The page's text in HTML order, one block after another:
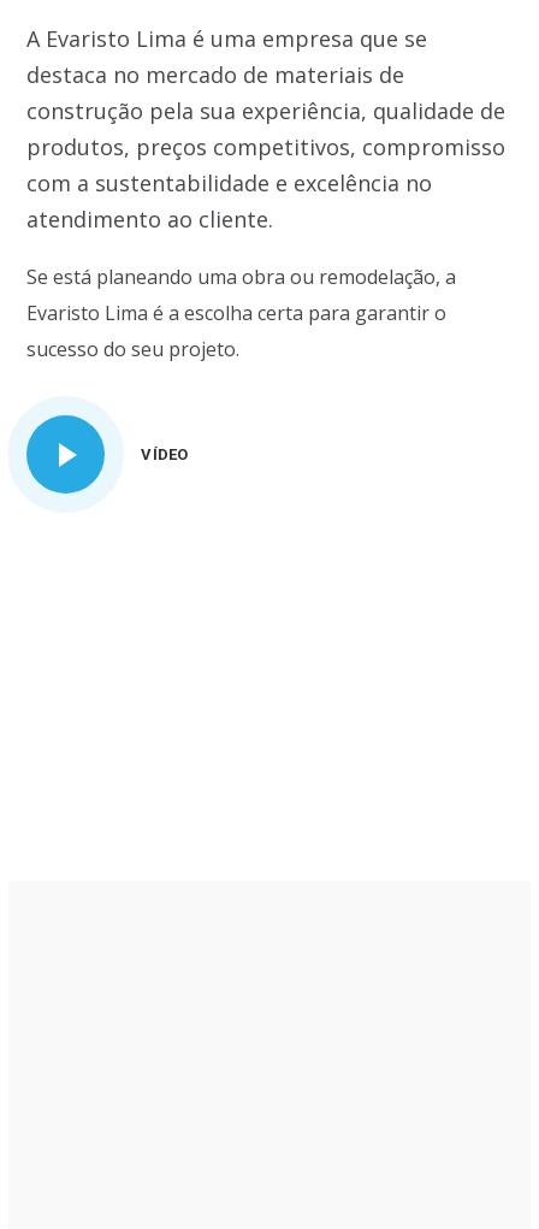
A Evaristo Lima é uma empresa que se
destaca no mercado de materiais de
construção pela sua experiência, qualidade de
produtos, preços competitivos, compromisso
com a sustentabilidade e excelência no
atendimento ao cliente.
Se está planeando uma obra ou remodelação, a
Evaristo Lima é a escolha certa para garantir o
sucesso do seu projeto.
VÍDEO